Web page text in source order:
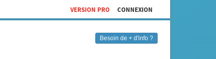
CONNEXION
VERSION PRO
Besoin de + d'info ?